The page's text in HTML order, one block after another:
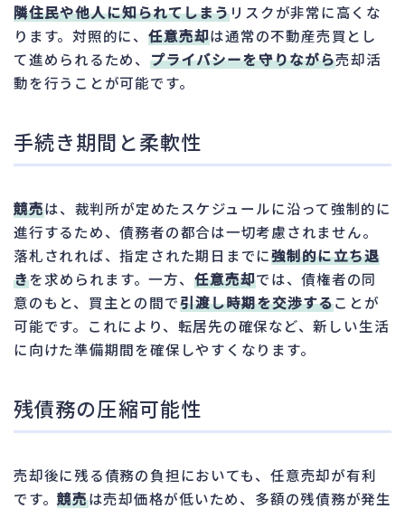
隣住民や他人に知られてしまうリスクが非常に高くな
ります。対照的に、 任意売却は通常の不動産売買とし
て進められるため、 プライバシーを守りながら売却活
動を行うことが可能です。
手続き期間と柔軟性
競売は、裁判所が定めたスケジュールに沿って強制的に
進行するため、債務者の都合は一切考慮されません。
落札されれば、指定された期日までに強制的に立ち退
きを求められます。一方、 任意売却では、債権者の同
意のもと、買主との間で引渡し時期を交渉することが
可能です。これにより、転居先の確保など、新しい生活
に向けた準備期間を確保しやすくなります。
残債務の圧縮可能性
売却後に残る債務の負担においても、任意売却が有利
です。競売は売却価格が低いため、多額の残債務が発生